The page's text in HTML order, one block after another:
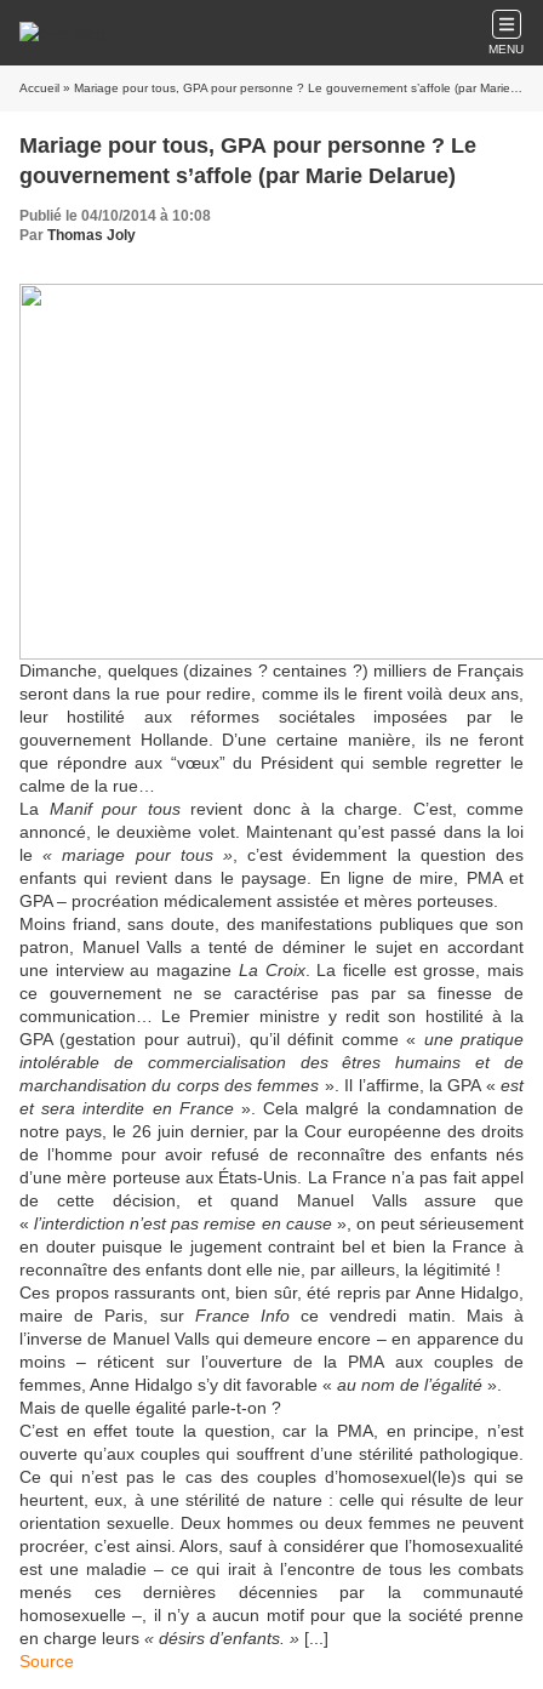
MENU
Accueil » Mariage pour tous, GPA pour personne ? Le gouvernement s’affole (par Marie Delarue)
Mariage pour tous, GPA pour personne ? Le
gouvernement s’affole (par Marie Delarue)
Publié le 04/10/2014 à 10:08
Par Thomas Joly
Dimanche, quelques (dizaines ? centaines ?) milliers de Français
seront dans la rue pour redire, comme ils le firent voilà deux ans,
leur hostilité aux réformes sociétales imposées par le
gouvernement Hollande. D’une certaine manière, ils ne feront
que répondre aux “vœux” du Président qui semble regretter le
calme de la rue…
La Manif pour tousrevient donc à la charge. C’est, comme
annoncé, le deuxième volet. Maintenant qu’est passé dans la loi
le« mariage pour tous » , c’est évidemment la question des
enfants qui revient dans le paysage. En ligne de mire, PMA et
GPA – procréation médicalement assistée et mères porteuses.
Moins friand, sans doute, des manifestations publiques que son
patron, Manuel Valls a tenté de déminer le sujet en accordant
une interview au magazine La Croix. La ficelle est grosse, mais
ce gouvernement ne se caractérise pas par sa finesse de
communication… Le Premier ministre y redit son hostilité à la
GPA (gestation pour autrui), qu’il définit comme « une pratique
intolérable de commercialisation des êtres humains et de
marchandisation du corps des femmes ». Il l’affirme, la GPA «est
et sera interdite en France». Cela malgré la condamnation de
notre pays, le 26 juin dernier, par la Cour européenne des droits
de l’homme pour avoir refusé de reconnaître des enfants nés
d’une mère porteuse aux États-Unis. La France n’a pas fait appel
de cette décision, et quand Manuel Valls assure que
«l’interdiction n’est pas remise en cause», on peut sérieusement
en douter puisque le jugement contraint bel et bien la France à
reconnaître des enfants dont elle nie, par ailleurs, la légitimité !
Ces propos rassurants ont, bien sûr, été repris par Anne Hidalgo,
maire de Paris, sur France Info ce vendredi matin. Mais à
l’inverse de Manuel Valls qui demeure encore – en apparence du
moins – réticent sur l’ouverture de la PMA aux couples de
femmes, Anne Hidalgo s’y dit favorable « au nom de l’égalité ».
Mais de quelle égalité parle-t-on ?
C’est en effet toute la question, car la PMA, en principe, n’est
ouverte qu’aux couples qui souffrent d’une stérilité pathologique.
Ce qui n’est pas le cas des couples d’homosexuel(le)s qui se
heurtent, eux, à une stérilité de nature : celle qui résulte de leur
orientation sexuelle. Deux hommes ou deux femmes ne peuvent
procréer, c’est ainsi. Alors, sauf à considérer que l’homosexualité
est une maladie – ce qui irait à l’encontre de tous les combats
menés ces dernières décennies par la communauté
homosexuelle –, il n’y a aucun motif pour que la société prenne
en charge leurs « désirs d’enfants. » [...]
Source